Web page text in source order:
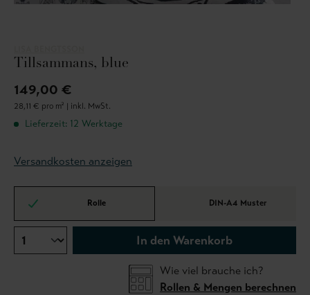
Tillsammans, blue
149,00 €
28,11 € pro m² | inkl. MwSt.
Lieferzeit: 12 Werktage
Versandkosten anzeigen
Rolle DIN-A4 Muster
In den Warenkorb
Wie viel brauche ich?
Rollen & Mengen berechnen